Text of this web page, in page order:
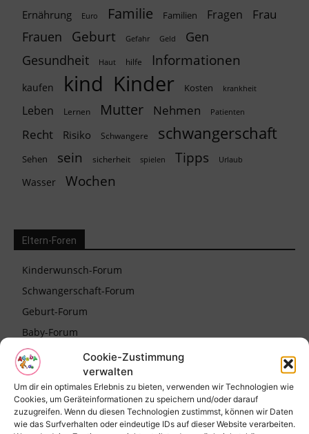
Cookie-Zustimmung
verwalten
Um dir ein optimales Erlebnis zu bieten, verwenden wir Technologien wie
Cookies, um Geräteinformationen zu speichern und/oder darauf
zuzugreifen. Wenn du diesen Technologien zustimmst, können wir Daten
wie das Surfverhalten oder eindeutige IDs auf dieser Website verarbeiten.
Ernährung Euro Familie Familien Fragen Frau
Frauen Geburt Gefahr Geld
Gen
Gesundheit
Haut hilfe Informationen
kaufen kind Kinder Kosten krankheit
Leben Lernen Mutter Nehmen Patienten
Recht Risiko Schwangere schwangerschaft
Sehen sein sicherheit spielen Tipps Urlaub
Wasser Wochen
Eltern-Foren
Kinderwunsch-Forum
Schwangerschaft-Forum
Geburt-Forum
Baby-Forum
Eltern-Forum